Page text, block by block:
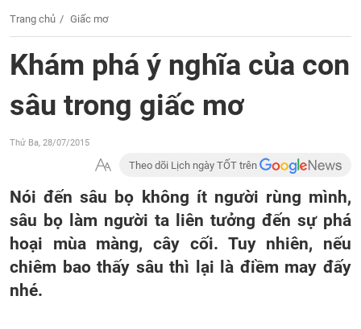
Trang chủ Giấc mơ
Khám phá ý nghĩa của con
sâu trong giấc mơ
Thứ Ba, 28/07/2015
Theo dõi Lịch ngày TỐT trên
Nói đến sâu bọ không ít người rùng mình,
sâu bọ làm người ta liên tưởng đến sự phá
hoại mùa màng, cây cối. Tuy nhiên, nếu
chiêm bao thấy sâu thì lại là điềm may đấy
nhé.